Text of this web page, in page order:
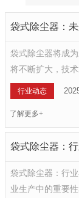
袋式除尘器：
袋式除尘器将成
将不断扩大，技术
行业动态
了解更多+
袋式除尘器：
袋式除尘器：行
业生产中的重要性